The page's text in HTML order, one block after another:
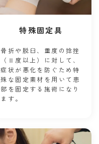
特殊固定具
骨折や脱臼、重度の捻挫
（Ⅱ度以上）に対して、
症状が悪化を防ぐため特
殊な固定素材を用いて患
部を固定する施術になり
ます。